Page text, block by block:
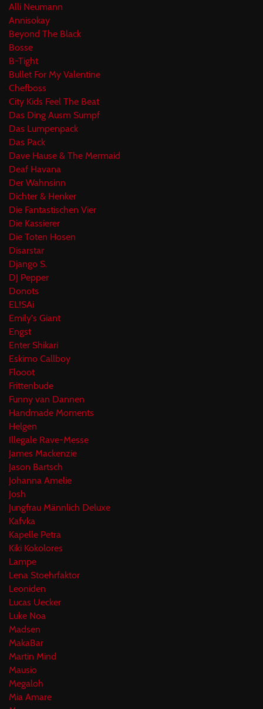
Alli Neumann
Annisokay
Beyond The Black
Bosse
B-Tight
Bullet For My Valentine
Chefboss
City Kids Feel The Beat
Das Ding Ausm Sumpf
Das Lumpenpack
Das Pack
Dave Hause & The Mermaid
Deaf Havana
Der Wahnsinn
Dichter & Henker
Die Fantastischen Vier
Die Kassierer
Die Toten Hosen
Disarstar
Django S.
DJ Pepper
Donots
EL!SAi
Emily's Giant
Engst
Enter Shikari
Eskimo Callboy
Flooot
Frittenbude
Funny van Dannen
Handmade Moments
Helgen
Illegale Rave-Messe
James Mackenzie
Jason Bartsch
Johanna Amelie
Josh
Jungfrau Männlich Deluxe
Kafvka
Kapelle Petra
Kiki Kokolores
Lampe
Lena Stoehrfaktor
Leoniden
Lucas Uecker
Luke Noa
Madsen
MakaBar
Martin Mind
Mausio
Megaloh
Mia Amare